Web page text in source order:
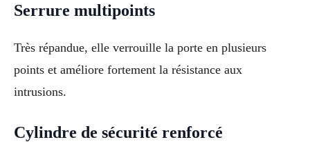
Serrure multipoints
Très répandue, elle verrouille la porte en plusieurs
points et améliore fortement la résistance aux
intrusions.
Cylindre de sécurité renforcé